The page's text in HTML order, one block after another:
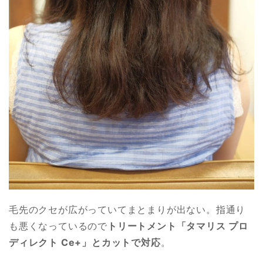
毛先のクセが広がっていてまとまりが出ない。指通り
も悪くなっているので トリートメント「タマリス プロ
ディレクト Ce+」とカットで対応。